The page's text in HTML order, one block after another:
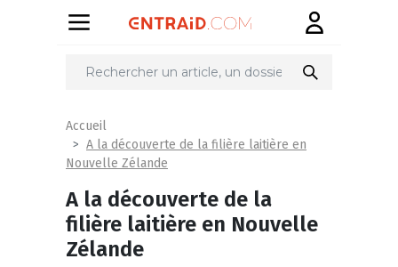
Accueil
A la découverte de la filière laitière en
Nouvelle Zélande
A la découverte de la
filière laitière en Nouvelle
Zélande